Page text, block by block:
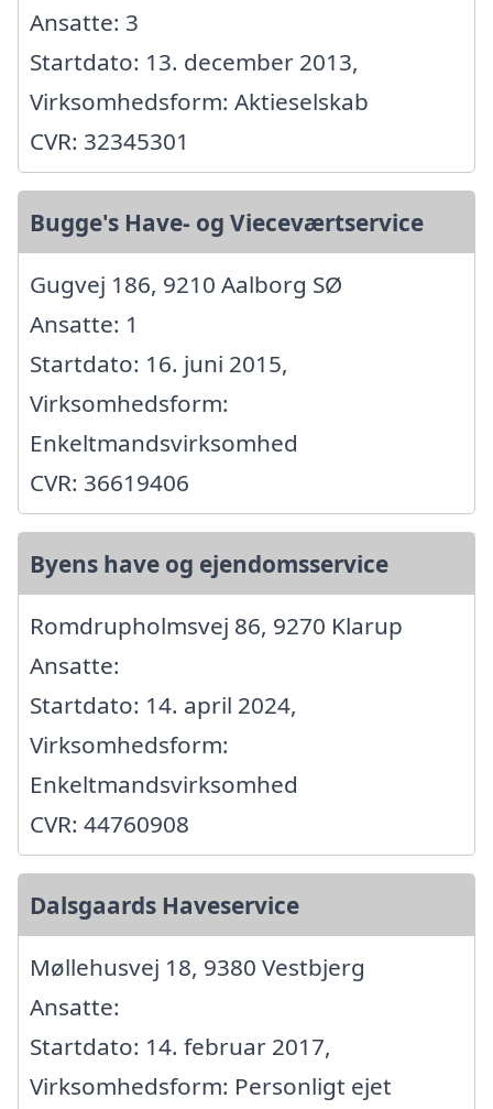
Ansatte: 3
Startdato: 13. december 2013,
Virksomhedsform: Aktieselskab
CVR: 32345301
Bugge's Have- og Vieceværtservice
Gugvej 186, 9210 Aalborg SØ
Ansatte: 1
Startdato: 16. juni 2015,
Virksomhedsform:
Enkeltmandsvirksomhed
CVR: 36619406
Byens have og ejendomsservice
Romdrupholmsvej 86, 9270 Klarup
Ansatte:
Startdato: 14. april 2024,
Virksomhedsform:
Enkeltmandsvirksomhed
CVR: 44760908
Dalsgaards Haveservice
Møllehusvej 18, 9380 Vestbjerg
Ansatte:
Startdato: 14. februar 2017,
Virksomhedsform: Personligt ejet